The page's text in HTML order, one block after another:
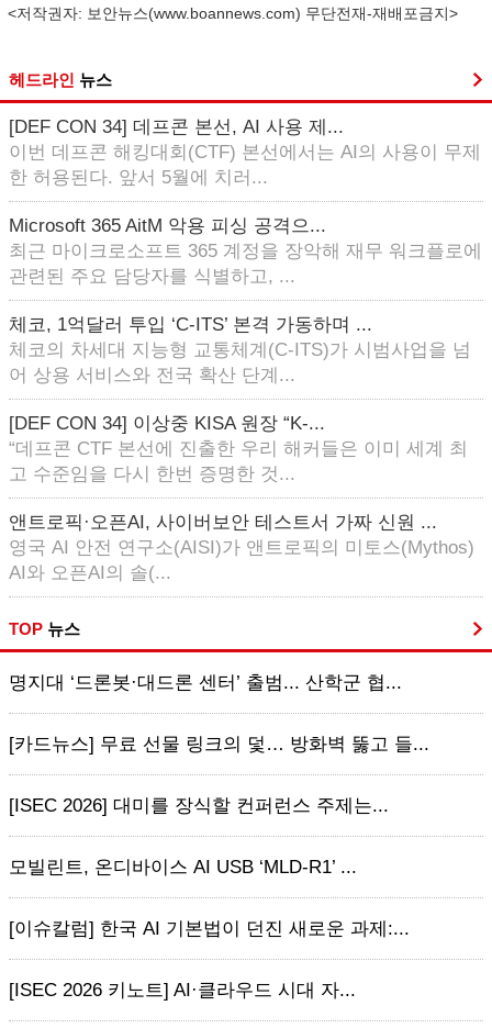
<저작권자: 보안뉴스(www.boannews.com) 무단전재-재배포금지>
헤드라인 뉴스
[DEF CON 34] 데프콘 본선, AI 사용 제...
이번 데프콘 해킹대회(CTF) 본선에서는 AI의 사용이 무제
한 허용된다. 앞서 5월에 치러...
Microsoft 365 AitM 악용 피싱 공격으...
최근 마이크로소프트 365 계정을 장악해 재무 워크플로에
관련된 주요 담당자를 식별하고, ...
체코, 1억달러 투입 ‘C-ITS’ 본격 가동하며 ...
체코의 차세대 지능형 교통체계(C-ITS)가 시범사업을 넘
어 상용 서비스와 전국 확산 단계...
[DEF CON 34] 이상중 KISA 원장 “K-...
“데프콘 CTF 본선에 진출한 우리 해커들은 이미 세계 최
고 수준임을 다시 한번 증명한 것...
앤트로픽·오픈AI, 사이버보안 테스트서 가짜 신원 ...
영국 AI 안전 연구소(AISI)가 앤트로픽의 미토스(Mythos)
AI와 오픈AI의 솔(...
TOP 뉴스
명지대 ‘드론봇·대드론 센터’ 출범... 산학군 협...
[카드뉴스] 무료 선물 링크의 덫… 방화벽 뚫고 들...
[ISEC 2026] 대미를 장식할 컨퍼런스 주제는...
모빌린트, 온디바이스 AI USB ‘MLD-R1’ ...
[이슈칼럼] 한국 AI 기본법이 던진 새로운 과제:...
[ISEC 2026 키노트] AI·클라우드 시대 자...